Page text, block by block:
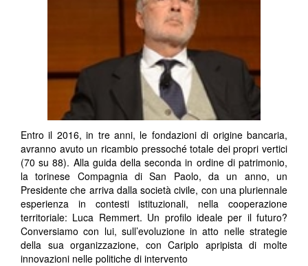
Entro il 2016, in tre anni, le fondazioni di origine bancaria,
avranno avuto un ricambio pressoché totale dei propri vertici
(70 su 88). Alla guida della seconda in ordine di patrimonio,
la torinese Compagnia di San Paolo, da un anno, un
Presidente che arriva dalla società civile, con una pluriennale
esperienza in contesti istituzionali, nella cooperazione
territoriale: Luca Remmert. Un profilo ideale per il futuro?
Conversiamo con lui, sull’evoluzione in atto nelle strategie
della sua organizzazione, con Cariplo apripista di molte
innovazioni nelle politiche di intervento